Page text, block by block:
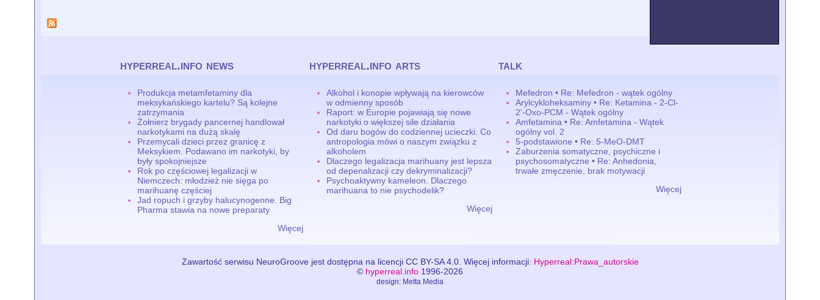
hyperreal.info news
Produkcja metamfetaminy dla
meksykańskiego kartelu? Są kolejne
zatrzymania
Żołnierz brygady pancernej handlował
narkotykami na dużą skalę
Przemycali dzieci przez granicę z
Meksykiem. Podawano im narkotyki, by
były spokojniejsze
Rok po częściowej legalizacji w
Niemczech: młodzież nie sięga po
marihuanę częściej
Jad ropuch i grzyby halucynogenne. Big
Pharma stawia na nowe preparaty
Więcej
hyperreal.info arts
Alkohol i konopie wpływają na kierowców
w odmienny sposób
Raport: w Europie pojawiają się nowe
narkotyki o większej sile działania
Od daru bogów do codziennej ucieczki. Co
antropologia mówi o naszym związku z
alkoholem
Dlaczego legalizacja marihuany jest lepsza
od depenalizacji czy dekryminalizacji?
Psychoaktywny kameleon. Dlaczego
marihuana to nie psychodelik?
Więcej
talk
Mefedron • Re: Mefedron - wątek ogólny
Arylcykloheksaminy • Re: Ketamina - 2-Cl-
2'-Oxo-PCM - Wątek ogólny
Amfetamina • Re: Amfetamina - Wątek
ogólny vol. 2
5-podstawione • Re: 5-MeO-DMT
Zaburzenia somatyczne, psychiczne i
psychosomatyczne • Re: Anhedonia,
trwałe zmęczenie, brak motywacji
Więcej
Zawartość serwisu NeuroGroove jest dostępna na licencji CC BY-SA 4.0. Więcej informacji: Hyperreal:Prawa_autorskie
© hyperreal.info 1996-2026
design: Metta Media